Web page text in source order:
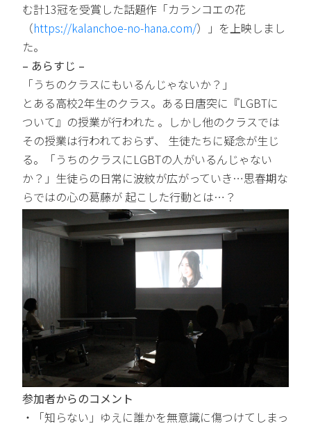
む計13冠を受賞した話題作「カランコエの花
（https://kalanchoe-no-hana.com/）」を上映しまし
た。
– あらすじ –
「うちのクラスにもいるんじゃないか？」
とある高校2年生のクラス。ある日唐突に『LGBTに
ついて』の授業が行われた 。しかし他のクラスでは
その授業は行われておらず、 生徒たちに疑念が生じ
る。「うちのクラスにLGBTの人がいるんじゃない
か？」生徒らの日常に波紋が広がっていき…思春期な
らではの心の葛藤が 起こした行動とは…？
参加者からのコメント
・「知らない」ゆえに誰かを無意識に傷つけてしまっ